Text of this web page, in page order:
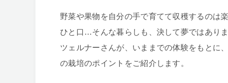
野菜や果物を自分の手で育てて収穫するのは
ひと口…そんな暮らしも、決して夢ではあり
ツェルナーさんが、いままでの体験をもとに
の栽培のポイントをご紹介します。